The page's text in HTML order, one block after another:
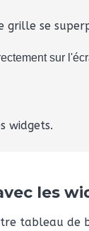
grille se
widgets.
les
tableau de